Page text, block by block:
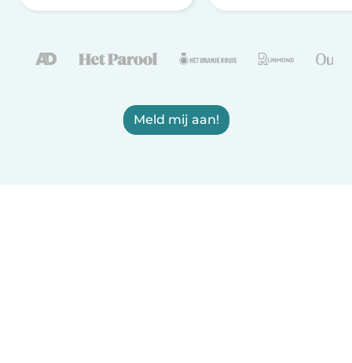
Meld mij aan!